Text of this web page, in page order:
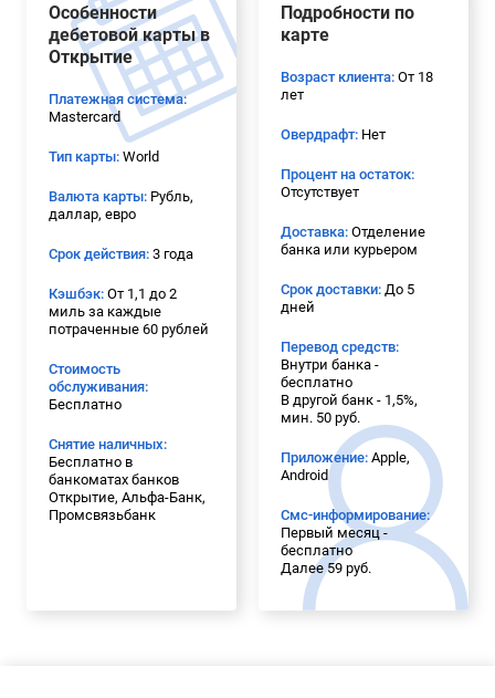
Особенности
дебетовой карты в
Открытие
Платежная система:
Mastercard
Тип карты: World
Валюта карты: Рубль,
даллар, евро
Срок действия: 3 года
Кэшбэк: От 1,1 до 2
миль за каждые
потраченные 60 рублей
Стоимость
обслуживания:
Бесплатно
Снятие наличных:
Бесплатно в
банкоматах банков
Открытие, Альфа-Банк,
Промсвязьбанк
Подробности по
карте
Возраст клиента: От 18
лет
Овердрафт: Нет
Процент на остаток:
Отсутствует
Доставка: Отделение
банка или курьером
Срок доставки: До 5
дней
Перевод средств:
Внутри банка -
бесплатно
В другой банк - 1,5%,
мин. 50 руб.
Приложение: Apple,
Android
Смс-информирование:
Первый месяц -
бесплатно
Далее 59 руб.